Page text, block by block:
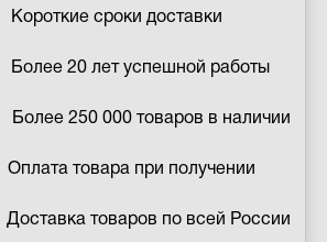
Короткие сроки доставки
Более 20 лет успешной работы
Более 250 000 товаров в наличии
Оплата товара при получении
Доставка товаров по всей России